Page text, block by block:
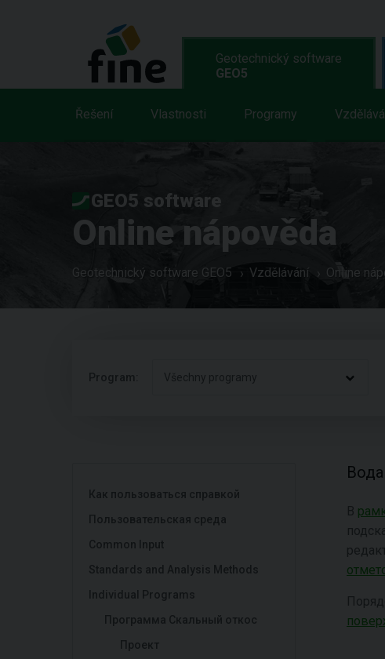
Geotechnický software
GEO5
Řešení Vlastnosti Programy
GEO5 software
Online nápověda
Geotechnický software GEO5 Vzdělávání Online
Program: Všechny programy
Как пользоваться справкой
Пользовательская среда
Common Input
Standards and Analysis Methods
Individual Programs
Программа Скальный откос
Проект
В